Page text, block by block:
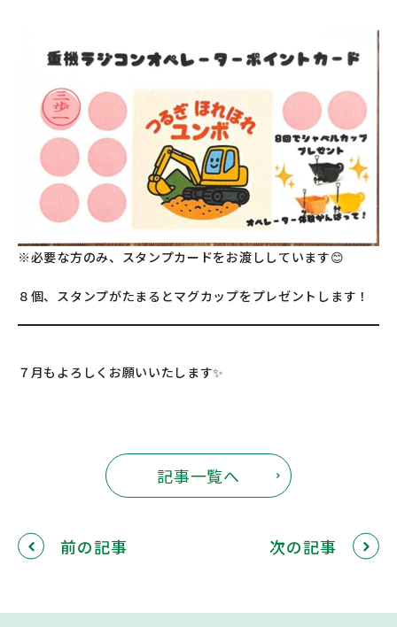
※必要な方のみ、スタンプカードをお渡ししています😊
８個、スタンプがたまるとマグカップをプレゼントします！
７月もよろしくお願いいたします✨
前の記事
記事一覧へ
次の記事